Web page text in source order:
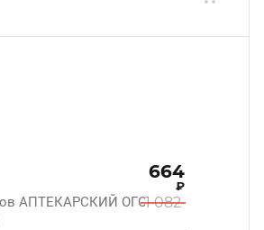
АПТЕКАРСКИЙ ОГОРОД
1 082
664
₽